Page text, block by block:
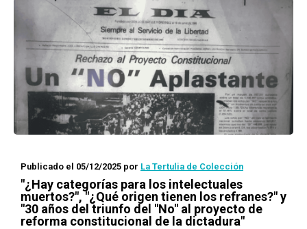
Publicado el 05/12/2025 por La Tertulia de Colección
"¿Hay categorías para los intelectuales
muertos?", "¿Qué origen tienen los refranes?" y
"30 años del triunfo del "No" al proyecto de
reforma constitucional de la dictadura"